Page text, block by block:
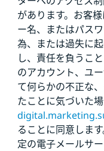
があります。お客
ー名、またはパス
為、または過失に
し、責任を負うこ
のアカウント、ユ
て何らかの不正な
たことに気づいた
ることに同意しま
定の電子メールサ